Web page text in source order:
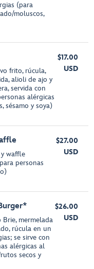
(para
moluscos,
frito, rúcula,
alioli de ajo y
servida con
alérgicas
sésamo y soya)
$17.00
USD
waffle
personas
$27.00
USD
Brie, mermelada
rúcula en un
se sirve con
alérgicas al
secos y
$26.00
USD